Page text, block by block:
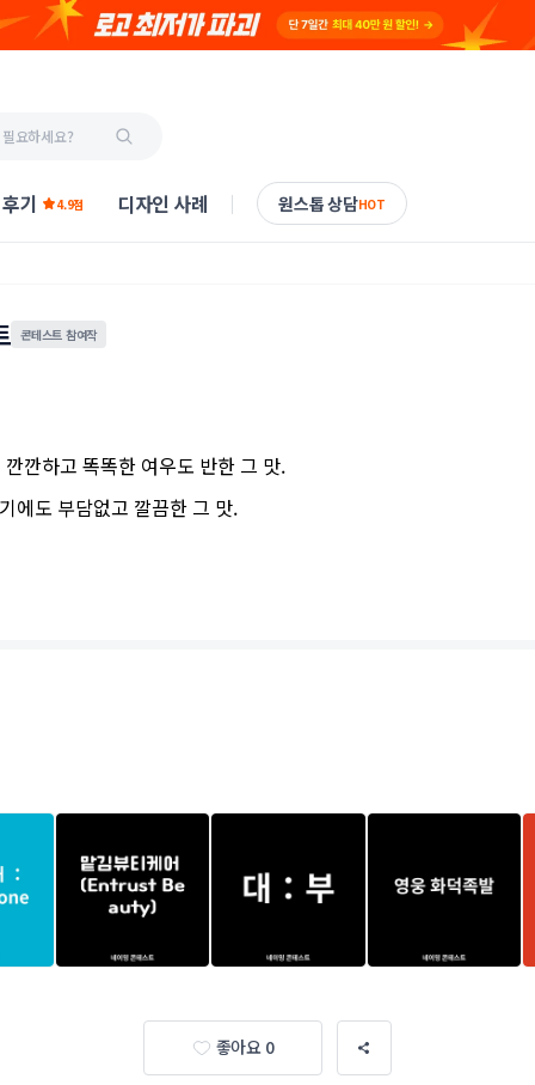
기 4.9점 디자인 사례 원스톱 상담HOT
콘테스트 참여작
깐하고 똑똑한 여우도 반한 그 맛.
에도 부담없고 깔끔한 그 맛.
좋아요 0